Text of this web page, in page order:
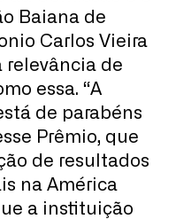
Baiana de
Carlos Vieira
relevância de
essa. “A
de parabéns
Prêmio, que
de resultados
na América
a instituição